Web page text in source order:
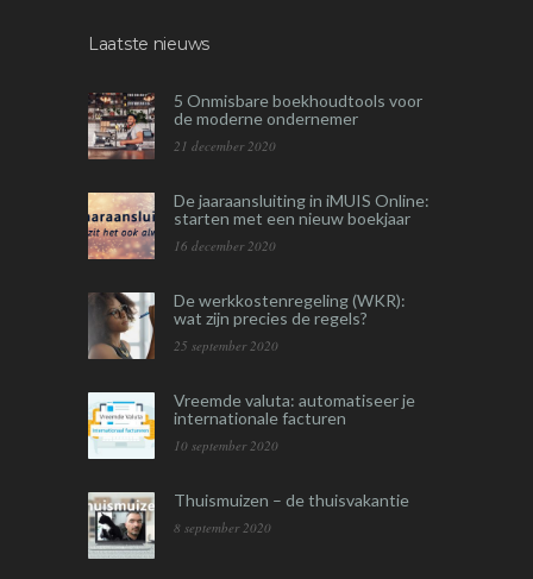
Laatste nieuws
5 Onmisbare boekhoudtools voor
de moderne ondernemer
21 december 2020
De jaaraansluiting in iMUIS Online:
starten met een nieuw boekjaar
16 december 2020
De werkkostenregeling (WKR):
wat zijn precies de regels?
25 september 2020
Vreemde valuta: automatiseer je
internationale facturen
10 september 2020
Thuismuizen – de thuisvakantie
8 september 2020